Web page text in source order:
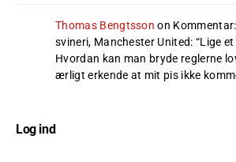
Thomas Bengtsson on
svineri, Manchester United: “Lige
Hvordan kan man bryde reglerne
ærligt erkende at mit pis ikke
Log ind